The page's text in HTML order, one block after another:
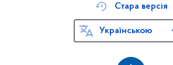
Стара версія
Українською